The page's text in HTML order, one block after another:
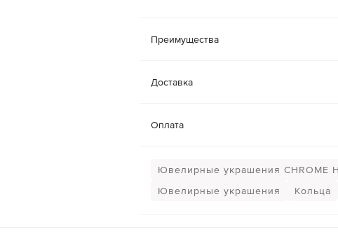
Преимущества
Доставка
Оплата
Ювелирные украшения CHROME
Ювелирные украшения
Кольца